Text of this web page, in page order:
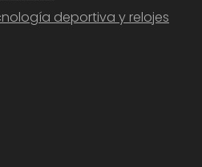
deportiva y relojes